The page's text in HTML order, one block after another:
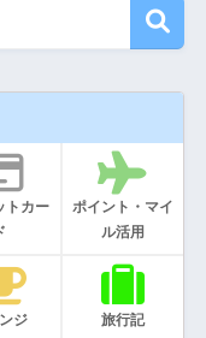
トカー
ポイント・マイ
ル活用
ジ 旅行記